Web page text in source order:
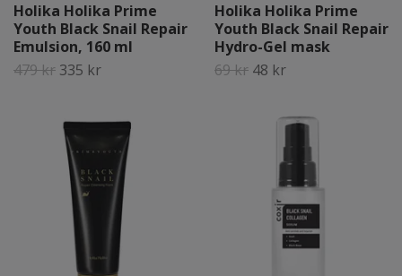
Holika Holika Prime
Youth Black Snail Repair
Emulsion, 160 ml
479 kr 335 kr
Holika Holika Prime
Youth Black Snail Repair
Hydro-Gel mask
69 kr 48 kr